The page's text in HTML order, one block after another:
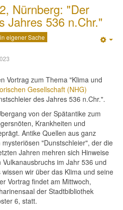
Nürnberg: "Der
Jahres 536 n.Chr."
eigener Sache
Vortrag zum Thema "Klima und
Gesellschaft (NHG)
des Jahres 536 n.Chr.".
von der Spätantike zum
Krankheiten und
Antike Quellen aus ganz
"Dunstschleier", der die
Jahren mehren sich Hinweise
im Jahr 536 und
wir über das Klima und seine
Vortrag findet am Mittwoch,
der Stadtbibliothek
6, statt.